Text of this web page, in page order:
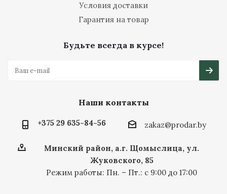
Условия доставки
Гарантия на товар
Будьте всегда в курсе!
Наши контакты
+375 29 635-84-56 zakaz@prodar.by
Минский район, а.г. Щомыслица, ул.
Жуковского, 85
Режим работы: Пн. – Пт.: с 9:00 до 17:00